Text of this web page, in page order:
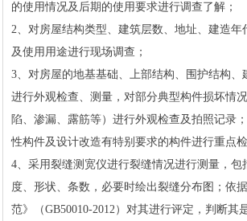
的使用情况及后期的使用要求进行调查了解；
2、对房屋结构类型、建筑层数、地址、建造年
及使用用途进行现场调查；
3、对房屋的地基基础、上部结构、围护结构、
进行外观检查、测量，对部分典型构件损坏情
陷、渗漏、露筋等）进行外观检查及拍照记录
性构件及设计改造有特别要求的构件进行重点检
4、采用裂缝测宽仪进行裂缝情况进行测量，包
度、形状、条数，必要时绘出裂缝分布图；依
范》（GB50010-2012）对其进行评定，判断其